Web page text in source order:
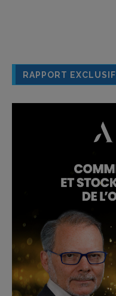
RAPPORT EXCLUSIF